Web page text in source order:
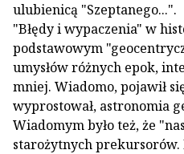
ulubienicą "Szeptanego...".
"Błędy i wypaczenia" w
podstawowym
umysłów różnych epok,
mniej. Wiadomo, pojawił
wyprostował, astronomia
Wiadomym było też, że
starożytnych